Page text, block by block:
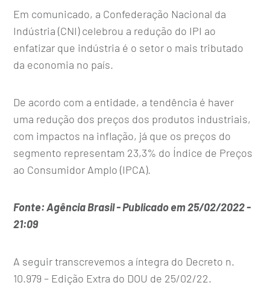
Em comunicado, a Confederação Nacional da
Indústria (CNI) celebrou a redução do IPI ao
enfatizar que indústria é o setor o mais tributado
da economia no país.
De acordo com a entidade, a tendência é haver
uma redução dos preços dos produtos industriais,
com impactos na inflação, já que os preços do
segmento representam 23,3% do Índice de Preços
ao Consumidor Amplo (IPCA).
Fonte: Agência Brasil - Publicado em 25/02/2022 -
21:09
A seguir transcrevemos a íntegra do Decreto n.
10.979 – Edição Extra do DOU de 25/02/22.